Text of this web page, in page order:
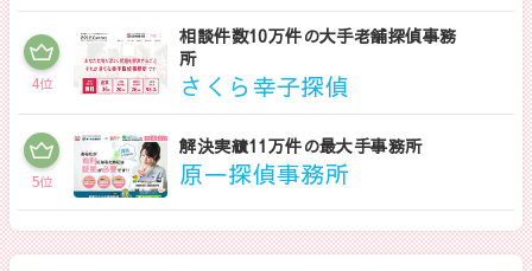
4位
相談件数10万件の大手老舗探偵事務
所
さくら幸子探偵
5位
解決実績11万件の最大手事務所
原一探偵事務所